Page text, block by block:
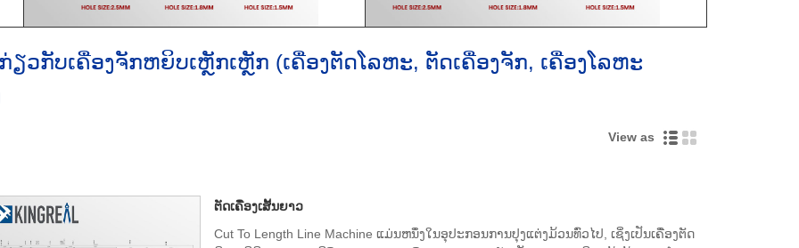
ວກັບເຄື່ອງຈັກຫຍິບເຫຼັກເຫຼັກ (ເຄື່ອງຕັດໂລຫະ, ຕັດເຄື່ອງຈັກ, ເຄື່ອງໂລຫະ
View as
ຕັດເຄື່ອງເສັ້ນຍາວ
Cut To Length Line Machine ແມ່ນຫນຶ່ງໃນອຸປະກອນການປຸງແຕ່ງມ້ວນທົ່ວໄປ, ເຊິ່ງເປັນເຄື່ອງຕັດ